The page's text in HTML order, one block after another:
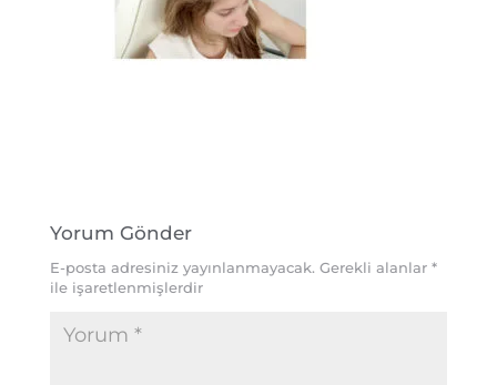
Yorum Gönder
E-posta adresiniz yayınlanmayacak. Gerekli alanlar *
ile işaretlenmişlerdir